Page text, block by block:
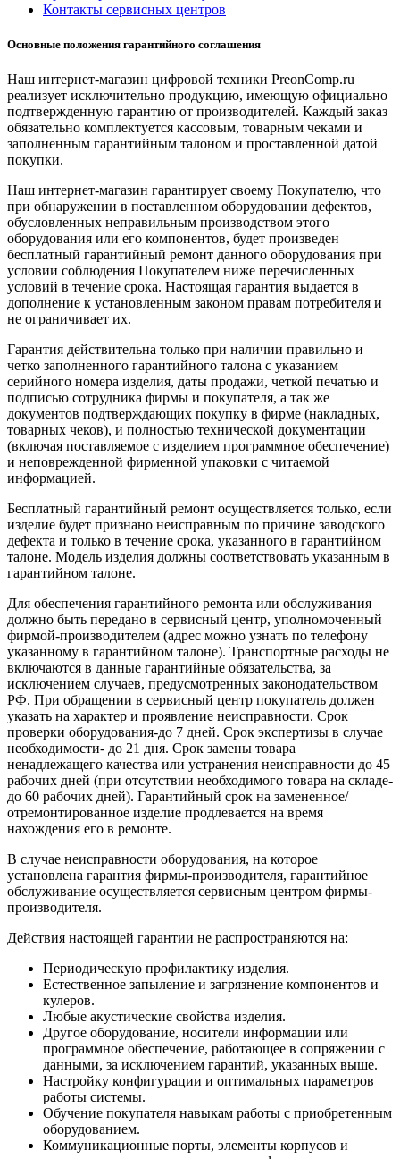
Контакты сервисных центров
Основные положения гарантийного соглашения
Наш интернет-магазин цифровой техники PreonComp.ru
реализует исключительно продукцию, имеющую официально
подтвержденную гарантию от производителей. Каждый заказ
обязательно комплектуется кассовым, товарным чеками и
заполненным гарантийным талоном и проставленной датой
покупки.
Наш интернет-магазин гарантирует своему Покупателю, что
при обнаружении в поставленном оборудовании дефектов,
обусловленных неправильным производством этого
оборудования или его компонентов, будет произведен
бесплатный гарантийный ремонт данного оборудования при
условии соблюдения Покупателем ниже перечисленных
условий в течение срока. Настоящая гарантия выдается в
дополнение к установленным законом правам потребителя и
не ограничивает их.
Гарантия действительна только при наличии правильно и
четко заполненного гарантийного талона с указанием
серийного номера изделия, даты продажи, четкой печатью и
подписью сотрудника фирмы и покупателя, а так же
документов подтверждающих покупку в фирме (накладных,
товарных чеков), и полностью технической документации
(включая поставляемое с изделием программное обеспечение)
и неповрежденной фирменной упаковки с читаемой
информацией.
Бесплатный гарантийный ремонт осуществляется только, если
изделие будет признано неисправным по причине заводского
дефекта и только в течение срока, указанного в гарантийном
талоне. Модель изделия должны соответствовать указанным в
гарантийном талоне.
Для обеспечения гарантийного ремонта или обслуживания
должно быть передано в сервисный центр, уполномоченный
фирмой-производителем (адрес можно узнать по телефону
указанному в гарантийном талоне). Транспортные расходы не
включаются в данные гарантийные обязательства, за
исключением случаев, предусмотренных законодательством
РФ. При обращении в сервисный центр покупатель должен
указать на характер и проявление неисправности. Срок
проверки оборудования-до 7 дней. Срок экспертизы в случае
необходимости- до 21 дня. Срок замены товара
ненадлежащего качества или устранения неисправности до 45
рабочих дней (при отсутствии необходимого товара на складе-
до 60 рабочих дней). Гарантийный срок на замененное/
отремонтированное изделие продлевается на время
нахождения его в ремонте.
В случае неисправности оборудования, на которое
установлена гарантия фирмы-производителя, гарантийное
обслуживание осуществляется сервисным центром фирмы-
производителя.
Действия настоящей гарантии не распространяются на:
Периодическую профилактику изделия.
Естественное запыление и загрязнение компонентов и
кулеров.
Любые акустические свойства изделия.
Другое оборудование, носители информации или
программное обеспечение, работающее в сопряжении с
данными, за исключением гарантий, указанных выше.
Настройку конфигурации и оптимальных параметров
работы системы.
Обучение покупателя навыкам работы с приобретенным
оборудованием.
Коммуникационные порты, элементы корпусов и